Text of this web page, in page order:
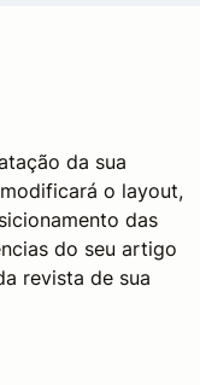
da sua
o layout,
das
do seu artigo
revista de sua